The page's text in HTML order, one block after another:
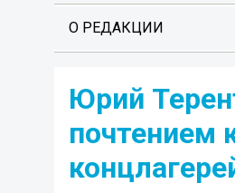
О РЕДАКЦИИ
Юрий
почтением